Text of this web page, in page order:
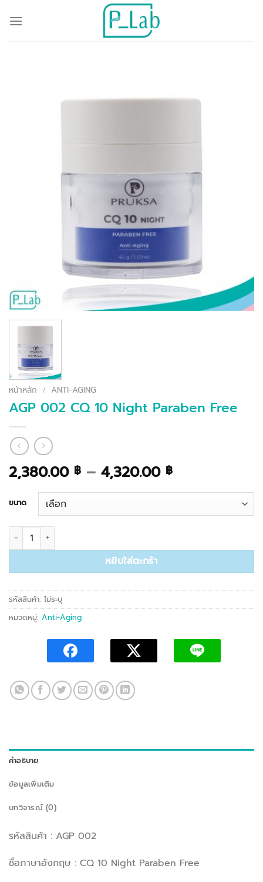
หน้าหลัก / ANTI-AGING
AGP 002 CQ 10 Night Paraben Free
2,380.00 ฿ – 4,320.00 ฿Price
2,380.00 ฿
through
ขนาด
จำนวน AGP 002 CQ 10 Night Paraben Free ชิ้น
หยิบใส่ตะกร้า
รหัสสินค้า: ไม่ระบุ
หมวดหมู่: Anti-Aging
คำอธิบาย
ข้อมูลเพิ่มเติม
บทวิจารณ์ (0)
รหัสสินค้า : AGP 002
ชื่อภาษาอังกฤษ : CQ 10 Night Paraben Free